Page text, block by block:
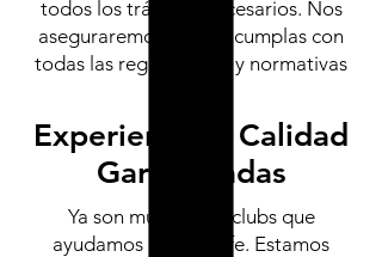
todos los trámites necesarios. Nos
aseguraremos de que cumplas con
todas las regulaciones y normativas
Experiencia y Calidad
Garantizadas
Ya son muchos los clubs que
ayudamos en Tenerife. Estamos